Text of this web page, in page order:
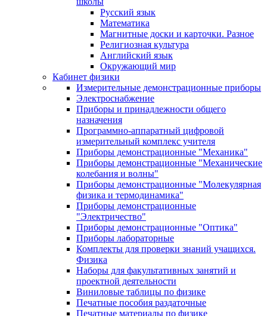
Русский язык
Математика
Магнитные доски и карточки. Разное
Религиозная культура
Английский язык
Окружающий мир
Кабинет физики
Измерительные демонстрационные приборы
Электроснабжение
Приборы и принадлежности общего
назначения
Программно-аппаратный цифровой
измерительный комплекс учителя
Приборы демонстрационные "Механика"
Приборы демонстрационные "Механические
колебания и волны"
Приборы демонстрационные "Молекулярная
физика и термодинамика"
Приборы демонстрационные
"Электричество"
Приборы демонстрационные "Оптика"
Приборы лабораторные
Комплекты для проверки знаний учащихся.
Физика
Наборы для факультативных занятий и
проектной деятельности
Виниловые таблицы по физике
Печатные пособия раздаточные
Печатные материалы по физике